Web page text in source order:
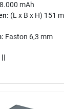
mAh
(L x B x H) 151
Faston 6,3 mm